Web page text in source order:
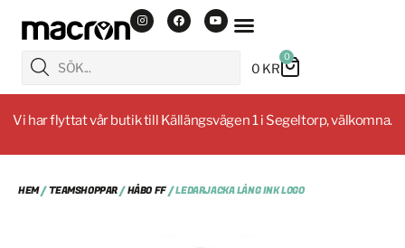
0 KR
0
Vi har flyttat vår butik till Källängsvägen 1 i Segeltorp, välkomna.
HEM/TEAMSHOPPAR/HÅBO FF/ LEDARJACKA LÅNG INK LOGO